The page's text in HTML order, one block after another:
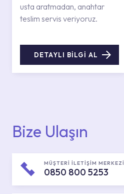
usta aratmadan, anahtar
teslim servis veriyoruz.
DETAYLI BİLGİ AL
Bize Ulaşın
MÜŞTERİ İLETİŞİM MERKEZİ
0850 800 5253